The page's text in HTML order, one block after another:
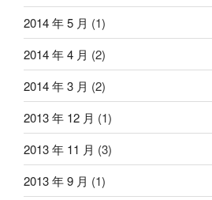
2014 年 5 月 (1)
2014 年 4 月 (2)
2014 年 3 月 (2)
2013 年 12 月 (1)
2013 年 11 月 (3)
2013 年 9 月 (1)